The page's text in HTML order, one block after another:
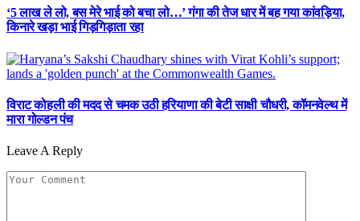
‘5 लाख ले लो, बस मेरे भाई को बचा लो…’ गंगा की तेज धार में बह गया कांवड़िया,
किनारे खड़ा भाई गिड़गिड़ाता रहा
विराट कोहली की मदद से चमक उठी हरियाणा की बेटी साक्षी चौधरी, कॉमनवेल्थ में
मारा गोल्डन पंच
Leave A Reply